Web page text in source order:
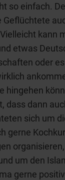
so einfach.
Geflüchtete
kann
etwas
oder
hingehen
dass dann
sich um
gerne
um den
gerne